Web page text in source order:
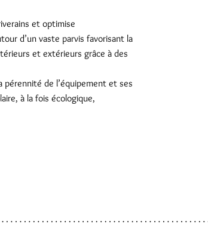
et optimise
d’un vaste parvis favorisant la
et extérieurs grâce à des
pérennité de l’équipement et ses
à la fois écologique,